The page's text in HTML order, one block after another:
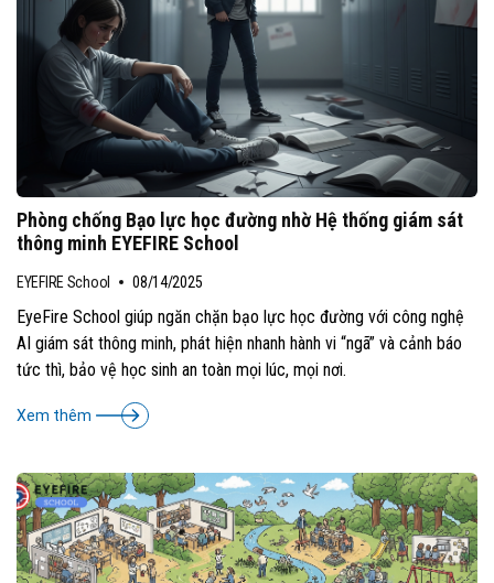
Phòng chống Bạo lực học đường nhờ Hệ thống giám sát
thông minh EYEFIRE School
EYEFIRE School 08/14/2025
EyeFire School giúp ngăn chặn bạo lực học đường với công nghệ
AI giám sát thông minh, phát hiện nhanh hành vi “ngã” và cảnh báo
tức thì, bảo vệ học sinh an toàn mọi lúc, mọi nơi.
Xem thêm